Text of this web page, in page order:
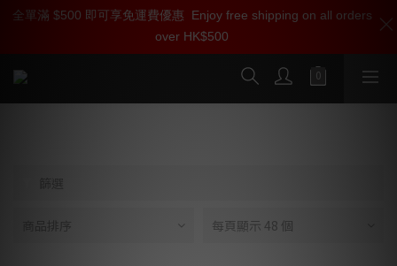
商品排序 每頁顯示 48 個
加入雅詠尊尚會員，即享【$1000迎新購物金】【點數回贈 1點數
=1HKD】 獨家會員價
全單滿 $500 即可享免運費優惠
Enjoy free shipping on all orders
over HK$500